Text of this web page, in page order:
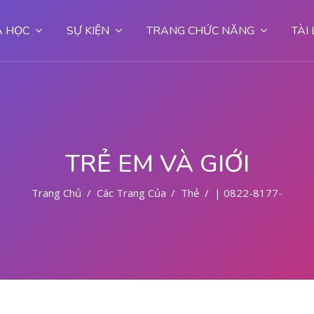
HỌC SỰ KIỆN TRANG CHỨC NĂNG TÀI
TRẺ EM VÀ GIỚI
Trang Chủ Các Trang Của Hệ Thống
Thẻ | 0822-8177-9727